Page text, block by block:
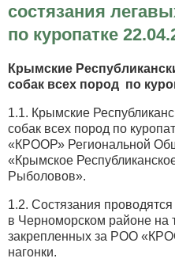
ПОБЕДЕ»
15-
мая
2021
состязания
по куропатке
Крымские
собак всех пород по
1.1. Крымские
собак всех пород по
«КРООР» Региональной
«Крымское
Рыболовов».
1.2. Состязания
в Черноморском районе на
закрепленных за РОО
нагонки.